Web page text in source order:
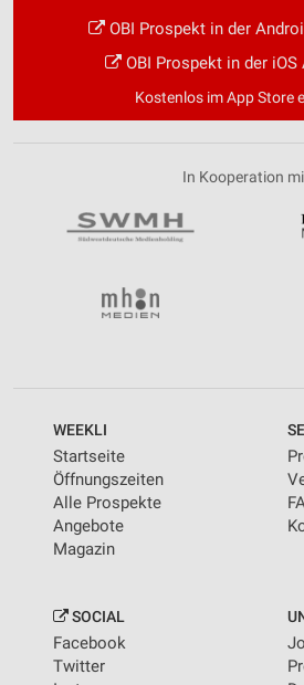
OBI Prospekt in der
OBI Prospekt in der iOS
Kostenlos im App Store
In Kooperation
WEEKLI
Startseite
Öffnungszeiten
Alle Prospekte
Angebote
Magazin
SOCIAL
Facebook
Twitter